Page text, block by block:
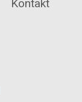
Kontakt